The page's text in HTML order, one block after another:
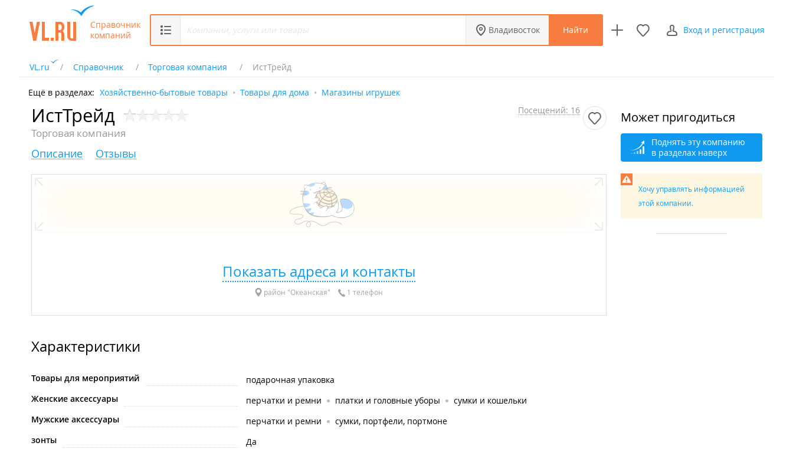
Справочник
компаний
Владивосток Найти Вход и регистрация
VL.ru Справочник Торговая компания ИстТрейд
Ещё в разделах: Хозяйственно-бытовые товары Товары для дома Магазины игрушек
ИстТрейд
Торговая компания
Посещений: 16
Описание Отзывы
Показать адреса и контакты
район "Океанская" 1 телефон
Характеристики
Товары для мероприятий
подарочная упаковка
Женские аксессуары
перчатки и ремни платки и головные уборы
сумки и кошельки
Мужские аксессуары
перчатки и ремни
сумки, портфели, портмоне
зонты
Да
Может пригодиться
Поднять эту компанию
в разделах наверх
Хочу управлять информацией
этой компании.